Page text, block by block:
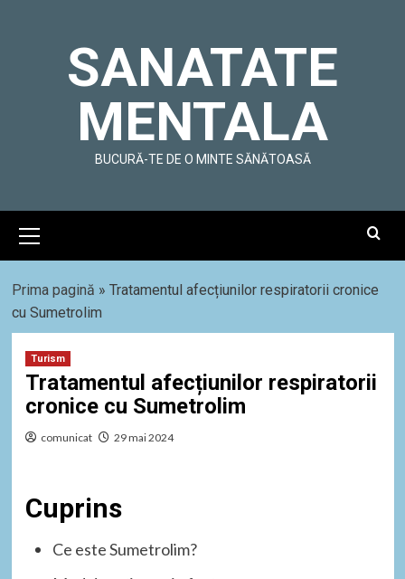
SANATATE
MENTALA
BUCURĂ-TE DE O MINTE SĂNĂTOASĂ
Menu
Prima pagină » Tratamentul afecțiunilor respiratorii cronice
cu Sumetrolim
Turism
Tratamentul afecțiunilor respiratorii
cronice cu Sumetrolim
comunicat 29 mai 2024
Cuprins
Ce este Sumetrolim?